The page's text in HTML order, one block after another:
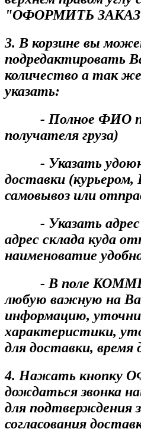
"ОФОРМИТЬ
3. В корзине вы
подредактировать
количество а так
указать:
- Полное ФИО
получателя груза)
- Указать
доставки
самовывоз или
- Указать адрес
адрес склада куда
наименоватие
- В поле
любую важную на
информацию,
характеристики,
для доставки, время
4. Нажать кнопку
дождаться звонка
для подтверждения
согласования